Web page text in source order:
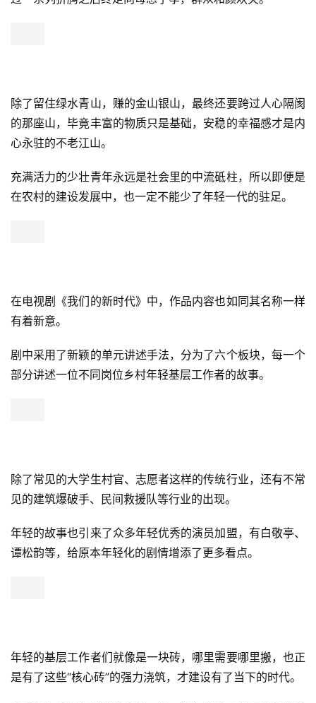
除了留住绿水青山，赚的金山银山，最终还要跨过人心隔阂
的那座山，毕竟丰富的物质只是基础，安稳的幸福感才是内
心永驻的不老江山。
充满活力的少壮青年永远是社会里的中流砥柱，所以即便是
在农村的建设发展中，也一定不能少了年轻一代的驻足。
在电视剧《我们的新时代》中，作品内容也如同其名称一样
有着新意。
剧中采用了新颖的单元讲述手法，分为了六个板块，每一个
部分讲述一位不同岗位乡村年轻基层工作者的故事。
除了常见的大学生村官、志愿者这样的传统行业，还有不常
见的建筑爆破手、民间救援队等行业的出现。
年轻的故事也引来了众多年轻优秀的演员加盟，有白敬亭、
谭松韵等，给原本年轻化的剧情增添了更多看点。
年轻的基层工作者们就像是一块砖，哪里需要哪里搬，也正
是有了这些“核心砖”的强力浇筑，才建设有了当下的时代。